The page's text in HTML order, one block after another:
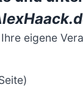
eigene